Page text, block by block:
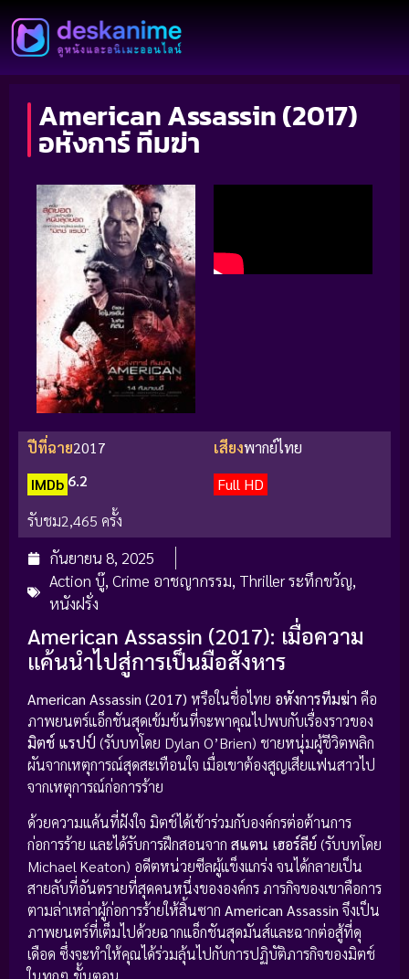
American Assassin (2017)
อหังการ์ ทีมฆ่า
ปีที่ฉาย2017 เสียงพากย์ไทย
IMDb 6.2
Full HD
รับชม2,465 ครั้ง
กันยายน 8, 2025
Action บู๊, Crime อาชญากรรม, Thriller ระทึกขวัญ,
หนังฝรั่ง
American Assassin (2017): เมื่อความ
แค้นนำไปสู่การเป็นมือสังหาร
American Assassin (2017) หรือในชื่อไทย อหังการทีมฆ่า คือ
ภาพยนตร์แอ็กชันสุดเข้มข้นที่จะพาคุณไปพบกับเรื่องราวของ
มิตช์ แรปป์ (รับบทโดย Dylan O’Brien) ชายหนุ่มผู้ชีวิตพลิก
ผันจากเหตุการณ์สุดสะเทือนใจ เมื่อเขาต้องสูญเสียแฟนสาวไป
จากเหตุการณ์ก่อการร้าย
ด้วยความแค้นที่ฝังใจ มิตช์ได้เข้าร่วมกับองค์กรต่อต้านการ
ก่อการร้าย และได้รับการฝึกสอนจาก สแตน เฮอร์ลีย์ (รับบทโดย
Michael Keaton) อดีตหน่วยซีลผู้แข็งแกร่ง จนได้กลายเป็น
สายลับที่อันตรายที่สุดคนหนึ่งขององค์กร ภารกิจของเขาคือการ
ตามล่าเหล่าผู้ก่อการร้ายให้สิ้นซาก American Assassin จึงเป็น
ภาพยนตร์ที่เต็มไปด้วยฉากแอ็กชันสุดมันส์และฉากต่อสู้ที่ดุ
เดือด ซึ่งจะทำให้คุณได้ร่วมลุ้นไปกับการปฏิบัติภารกิจของมิตช์